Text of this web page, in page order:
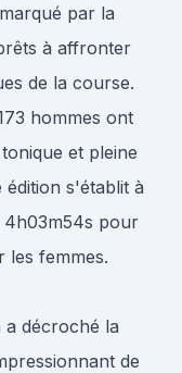
par la
à affronter
de la course.
hommes ont
et pleine
édition s'établit à
4h03m54s pour
les femmes.
a décroché la
de